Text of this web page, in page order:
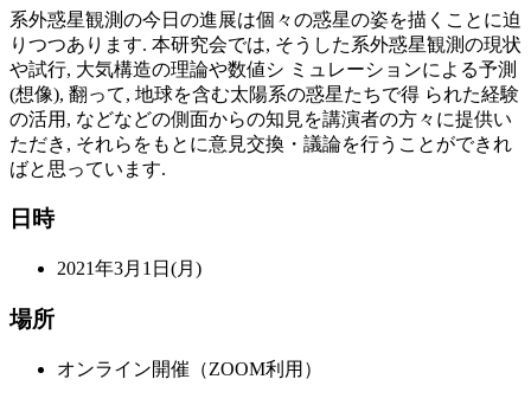
系外惑星観測の今日の進展は個々の惑星の姿を描くことに迫
りつつあります. 本研究会では, そうした系外惑星観測の現状
や試行, 大気構造の理論や数値シ ミュレーションによる予測
(想像), 翻って, 地球を含む太陽系の惑星たちで得 られた経験
の活用, などなどの側面からの知見を講演者の方々に提供い
ただき, それらをもとに意見交換・議論を行うことができれ
ばと思っています.
日時
2021年3月1日(月)
場所
オンライン開催（ZOOM利用）